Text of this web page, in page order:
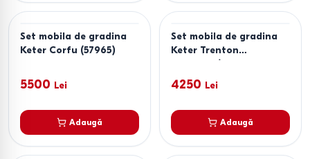
Set mobila de gradina
Keter Corfu (57965)
5500 Lei
Adaugă
Set mobila de gradina
Keter Trenton
Graphite/Cold Grey
4250 Lei
Adaugă